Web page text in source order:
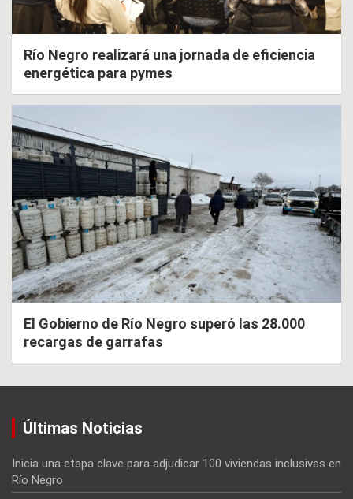
Río Negro realizará una jornada de eficiencia
energética para pymes
El Gobierno de Río Negro superó las 28.000
recargas de garrafas
Últimas Noticias
Inicia una etapa clave para adjudicar 100 viviendas inclusivas en
Río Negro